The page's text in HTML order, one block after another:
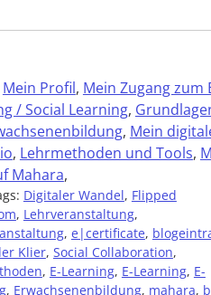
Mein Profil, Mein Zugang zum
/ Social Learning,
, Mein
, Lehrmethoden und Tools,
Mahara,
Digitaler Wandel, Flipped
, Lehrveranstaltung,
, e|certificate,
Klier, Social Collaboration,
, E-Learning, E-Learning, E-
, Erwachsenenbildung, mahara,